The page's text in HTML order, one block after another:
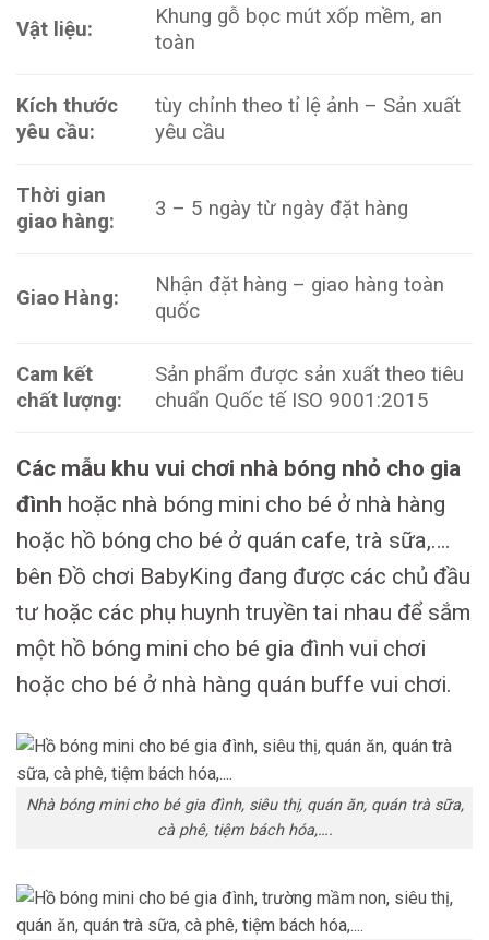
Vật liệu:
Khung gỗ bọc mút xốp mềm, an
toàn
Kích thước
yêu cầu:
tùy chỉnh theo tỉ lệ ảnh – Sản xuất
yêu cầu
Thời gian
giao hàng:
3 – 5 ngày từ ngày đặt hàng
Giao Hàng:
Nhận đặt hàng – giao hàng toàn
quốc
Cam kết
chất lượng:
Sản phẩm được sản xuất theo tiêu
chuẩn Quốc tế ISO 9001:2015
Các mẫu khu vui chơi nhà bóng nhỏ cho gia
đình hoặc nhà bóng mini cho bé ở nhà hàng
hoặc hồ bóng cho bé ở quán cafe, trà sữa,….
bên Đồ chơi BabyKing đang được các chủ đầu
tư hoặc các phụ huynh truyền tai nhau để sắm
một hồ bóng mini cho bé gia đình vui chơi
hoặc cho bé ở nhà hàng quán buffe vui chơi.
Nhà bóng mini cho bé gia đình, siêu thị, quán ăn, quán trà sữa,
cà phê, tiệm bách hóa,….